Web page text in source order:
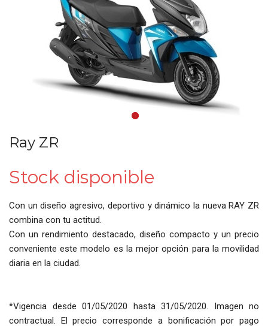
• •
Ray ZR
Stock disponible
Con un diseño agresivo, deportivo y dinámico la nueva RAY ZR
combina con tu actitud.
Con un rendimiento destacado, diseño compacto y un precio
conveniente este modelo es la mejor opción para la movilidad
diaria en la ciudad.
*Vigencia desde 01/05/2020 hasta 31/05/2020. Imagen no
contractual. El precio corresponde a bonificación por pago